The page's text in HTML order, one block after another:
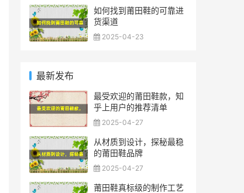
如何找到莆田鞋的可靠进
货渠道
2025-04-23
最新发布
最受欢迎的莆田鞋款，知
乎上用户的推荐清单
2025-04-27
从材质到设计，探秘最稳
的莆田鞋品牌
2025-04-27
莆田鞋真标级的制作工艺